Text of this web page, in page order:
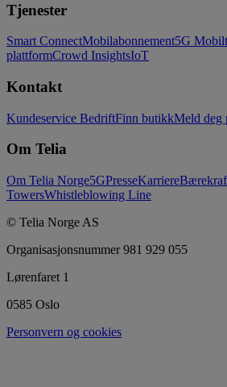
Tjenester
Smart ConnectMobilabonnement5G
plattformCrowd InsightsIoT
Kontakt
Kundeservice BedriftFinn butikkMeld deg
Om Telia
Om Telia Norge5GPresseKarriere
TowersWhistleblowing Line
© Telia Norge AS
Organisasjonsnummer 981 929 055
Lørenfaret 1
0585 Oslo
Personvern og cookies